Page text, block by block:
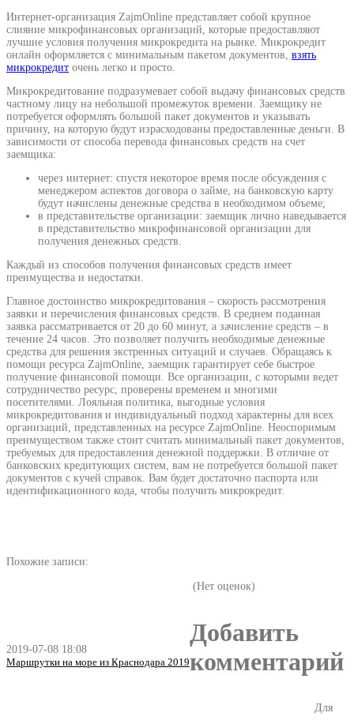
Интернет-организация ZajmOnline представляет собой крупное
слияние микрофинансовых организаций, которые предоставляют
лучшие условия получения микрокредита на рынке. Микрокредит
онлайн оформляется с минимальным пакетом документов, взять
микрокредит очень легко и просто.
Микрокредитование подразумевает собой выдачу финансовых средств
частному лицу на небольшой промежуток времени. Заемщику не
потребуется оформлять большой пакет документов и указывать
причину, на которую будут израсходованы предоставленные деньги. В
зависимости от способа перевода финансовых средств на счет
заемщика:
через интернет: спустя некоторое время после обсуждения с
менеджером аспектов договора о займе, на банковскую карту
будут начислены денежные средства в необходимом объеме;
в представительстве организации: заемщик лично наведывается
в представительство микрофинансовой организации для
получения денежных средств.
Каждый из способов получения финансовых средств имеет
преимущества и недостатки.
Главное достоинство микрокредитования – скорость рассмотрения
заявки и перечисления финансовых средств. В среднем поданная
заявка рассматривается от 20 до 60 минут, а зачисление средств – в
течение 24 часов. Это позволяет получить необходимые денежные
средства для решения экстренных ситуаций и случаев. Обращаясь к
помощи ресурса ZajmOnline, заемщик гарантирует себе быстрое
получение финансовой помощи. Все организации, с которыми ведет
сотрудничество ресурс, проверены временем и многими
посетителями. Лояльная политика, выгодные условия
микрокредитования и индивидуальный подход характерны для всех
организаций, представленных на ресурсе ZajmOnline. Неоспоримым
преимуществом также стоит считать минимальный пакет документов,
требуемых для предоставления денежной поддержки. В отличие от
банковских кредитующих систем, вам не потребуется большой пакет
документов с кучей справок. Вам будет достаточно паспорта или
идентификационного кода, чтобы получить микрокредит.
Похожие записи:
2019-07-08 18:08
Маршрутки на море из Краснодара 2019
(Нет оценок)
Добавить
комментарий
Для